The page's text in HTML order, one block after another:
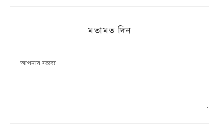
মতামত দিন